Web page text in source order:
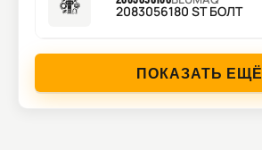
2083056180 ST БОЛТ
ПОКАЗАТЬ ЕЩЁ